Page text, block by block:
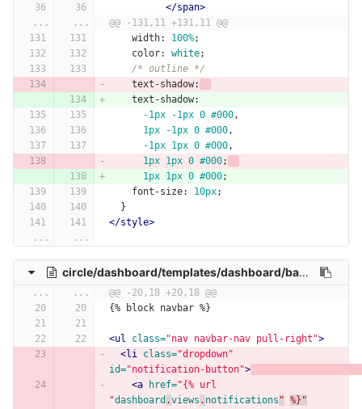
</span>
...
...
@@ -131,11 +131,11 @@
width: 100%;
color: white;
/* outline */
text-shadow:
text-shadow:
-1px
-1px 0 #000,
1px
-1px 0 #000,
-1px 1px 0 #000,
1px 1px 0 #000;
1px 1px 0 #000;
font-size: 10px;
}
</style>
...
...
circle/dashboard/templates/dashboard/base.html
... ...
@@ -20,18 +20,18 @@
{% block navbar %}
<ul class="nav navbar-nav pull-right">
<li class="dropdown"
id="notification-button">
<a
href="{% url
"dashboard .views . notifications " %}"